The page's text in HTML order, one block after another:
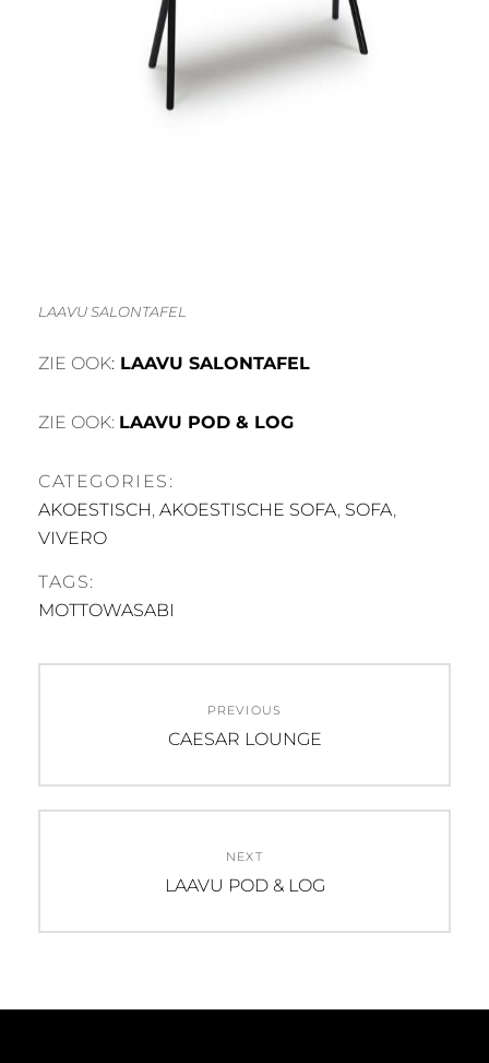
LAAVU SALONTAFEL
ZIE OOK: LAAVU SALONTAFEL
ZIE OOK: LAAVU POD & LOG
CATEGORIES:
AKOESTISCH, AKOESTISCHE SOFA, SOFA,
VIVERO
TAGS:
MOTTOWASABI
navigation
PREVIOUS
Previous
CAESAR LOUNGE
NEXT
Next
LAAVU POD & LOG